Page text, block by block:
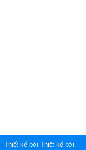
Thiết kế bởi Thiết kế bởi